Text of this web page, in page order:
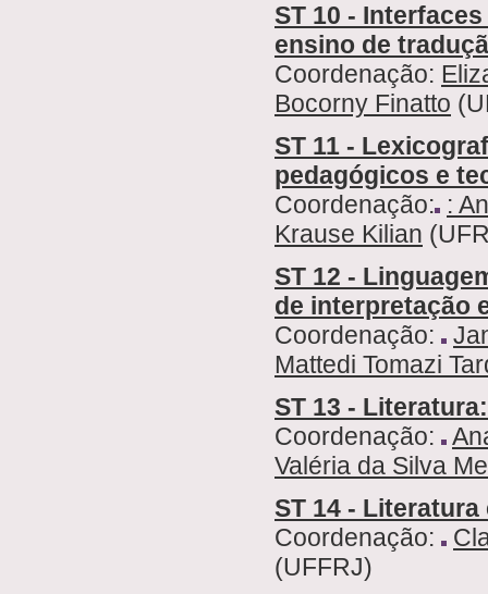
ST 10 -
ensino de
Coordenação:
Bocorny Finatto
ST 11 -
pedagógicos e
Coordenação: :
Krause Kilian
ST 12 -
de interpretação
Coordenação:
Mattedi Tomazi
ST 13 -
Coordenação:
Valéria da Silva
ST 14 -
Coordenação:
(UFFRJ)